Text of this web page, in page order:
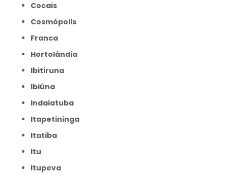
Cocais
Cosmópolis
Franca
Hortolândia
Ibitiruna
Ibiúna
Indaiatuba
Itapetininga
Itatiba
Itu
Itupeva